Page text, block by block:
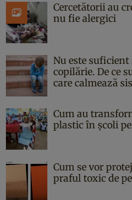
Cercetătorii au
nu fie alergici
Nu este
copilărie. De ce
care calmează
Cum au
plastic în școli
Cum se vor
praful toxic de